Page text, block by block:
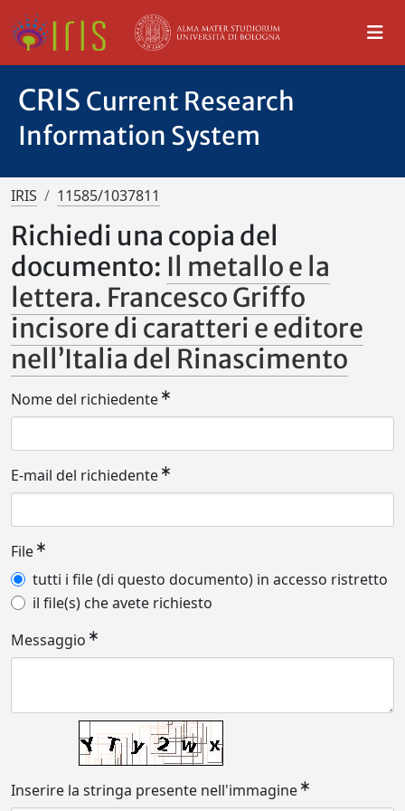
CRIS Current Research
Information System
IRIS 11585/1037811
Richiedi una copia del
documento: Il metallo e la
lettera. Francesco Griffo
incisore di caratteri e editore
nell’Italia del Rinascimento
Nome del richiedente
E-mail del richiedente
File
tutti i file (di questo documento) in accesso ristretto
il file(s) che avete richiesto
Messaggio
Inserire la stringa presente nell'immagine